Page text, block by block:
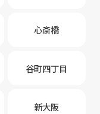
心斎橋
谷町四丁目
新大阪